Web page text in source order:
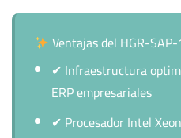
Ventajas del HGR-SAP-
✔ Infraestructura
ERP empresariales
✔ Procesador Intel